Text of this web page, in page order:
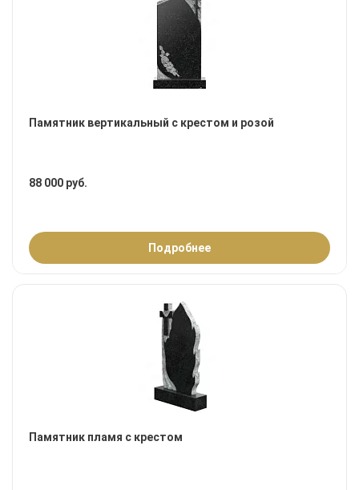
Памятник вертикальный с крестом и розой
88 000 руб.
Подробнее
Памятник пламя с крестом